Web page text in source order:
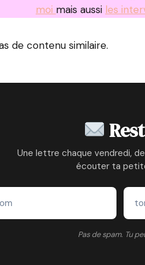
moi mais aussi les
de contenu similaire.
Une lettre chaque vendredi,
écouter ta
Pas de spam. Tu